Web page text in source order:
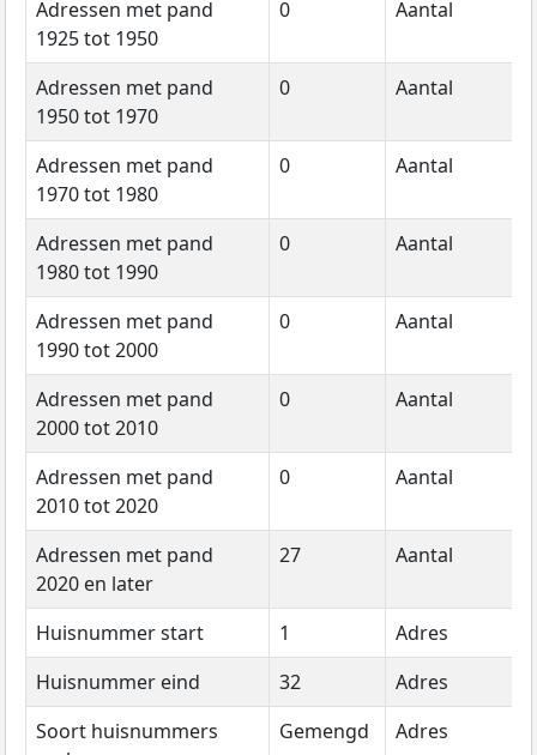
Adressen met pand
1925 tot 1950
0 Aantal
Adressen met pand
1950 tot 1970
0 Aantal
Adressen met pand
1970 tot 1980
0 Aantal
Adressen met pand
1980 tot 1990
0 Aantal
Adressen met pand
1990 tot 2000
0 Aantal
Adressen met pand
2000 tot 2010
0 Aantal
Adressen met pand
2010 tot 2020
0 Aantal
Adressen met pand
2020 en later
27 Aantal
Huisnummer start 1 Adres
Huisnummer eind
32 Adres
Soort huisnummers
Gemengd Adres